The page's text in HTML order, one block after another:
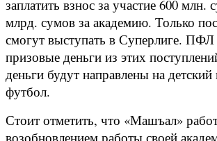
заплатить взнос за участие 600 млн.
млрд. сумов за академию. Только
смогут выступать в Суперлиге. ПФЛ
призовые деньги из этих
деньги будут направлены на
футбол.
Стоит отметить, что «Машъал»
возобновлением работы своей